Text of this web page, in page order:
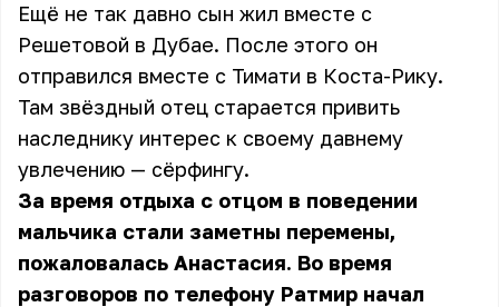
Ещё не так давно сын жил вместе с
Решетовой в Дубае. После этого он
отправился вместе с Тимати в Коста-Рику.
Там звёздный отец старается привить
наследнику интерес к своему давнему
увлечению — сёрфингу.
За время отдыха с отцом в поведении
мальчика стали заметны перемены,
пожаловалась Анастасия. Во время
разговоров по телефону Ратмир начал